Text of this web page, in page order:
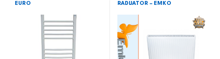
EURO
RADIJATOR – EMKO